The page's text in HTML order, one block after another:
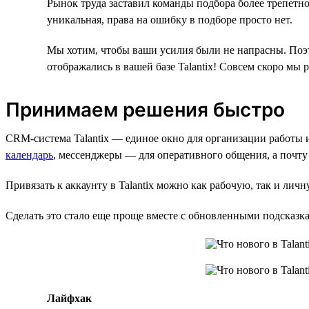
Рынок труда заставил команды подбора более
уникальная, права на ошибку в подборе просто нет.
Мы хотим, чтобы ваши усилия были не напрасны.
отображались в вашей базе Talantix! Совсем скоро мы
Принимаем решения быстро
CRM-система Talantix — единое окно для организации работы
календарь, мессенджеры — для оперативного общения, а
Привязать к аккаунту в Talantix можно как рабочую, так и
Сделать это стало еще проще вместе с обновленными
Лайфхак